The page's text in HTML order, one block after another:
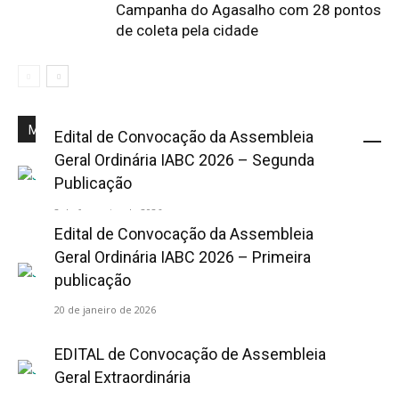
Campanha do Agasalho com 28 pontos
de coleta pela cidade
Mais Popular
Edital de Convocação da Assembleia
Geral Ordinária IABC 2026 – Segunda
Publicação
2 de fevereiro de 2026
Edital de Convocação da Assembleia
Geral Ordinária IABC 2026 – Primeira
publicação
20 de janeiro de 2026
EDITAL de Convocação de Assembleia
Geral Extraordinária